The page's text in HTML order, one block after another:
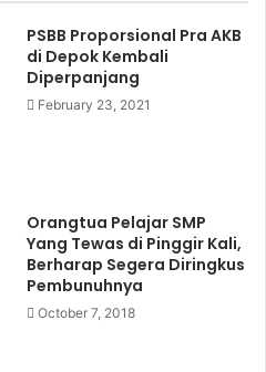
PSBB Proporsional Pra AKB
di Depok Kembali
Diperpanjang
February 23, 2021
Orangtua Pelajar SMP
Yang Tewas di Pinggir Kali,
Berharap Segera Diringkus
Pembunuhnya
October 7, 2018